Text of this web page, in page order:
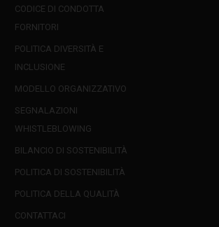
CODICE DI CONDOTTA
FORNITORI
POLITICA DIVERSITÀ E
INCLUSIONE
MODELLO ORGANIZZATIVO
SEGNALAZIONI
WHISTLEBLOWING
BILANCIO DI SOSTENIBILITÀ
POLITICA DI SOSTENIBILITÀ
POLITICA DELLA QUALITÀ
CONTATTACI